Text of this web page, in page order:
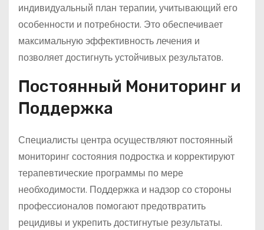
индивидуальный план терапии, учитывающий его
особенности и потребности. Это обеспечивает
максимальную эффективность лечения и
позволяет достигнуть устойчивых результатов.
Постоянный Мониторинг и
Поддержка
Специалисты центра осуществляют постоянный
мониторинг состояния подростка и корректируют
терапевтические программы по мере
необходимости. Поддержка и надзор со стороны
профессионалов помогают предотвратить
рецидивы и укрепить достигнутые результаты.